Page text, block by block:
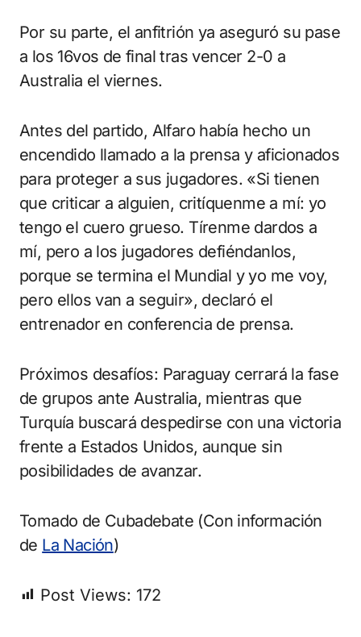
Por su parte, el anfitrión ya aseguró su pase
a los 16vos de final tras vencer 2-0 a
Australia el viernes.
Antes del partido, Alfaro había hecho un
encendido llamado a la prensa y aficionados
para proteger a sus jugadores. «Si tienen
que criticar a alguien, critíquenme a mí: yo
tengo el cuero grueso. Tírenme dardos a
mí, pero a los jugadores defiéndanlos,
porque se termina el Mundial y yo me voy,
pero ellos van a seguir», declaró el
entrenador en conferencia de prensa.
Próximos desafíos: Paraguay cerrará la fase
de grupos ante Australia, mientras que
Turquía buscará despedirse con una victoria
frente a Estados Unidos, aunque sin
posibilidades de avanzar.
Tomado de Cubadebate (Con información
de La Nación)
Post Views: 172